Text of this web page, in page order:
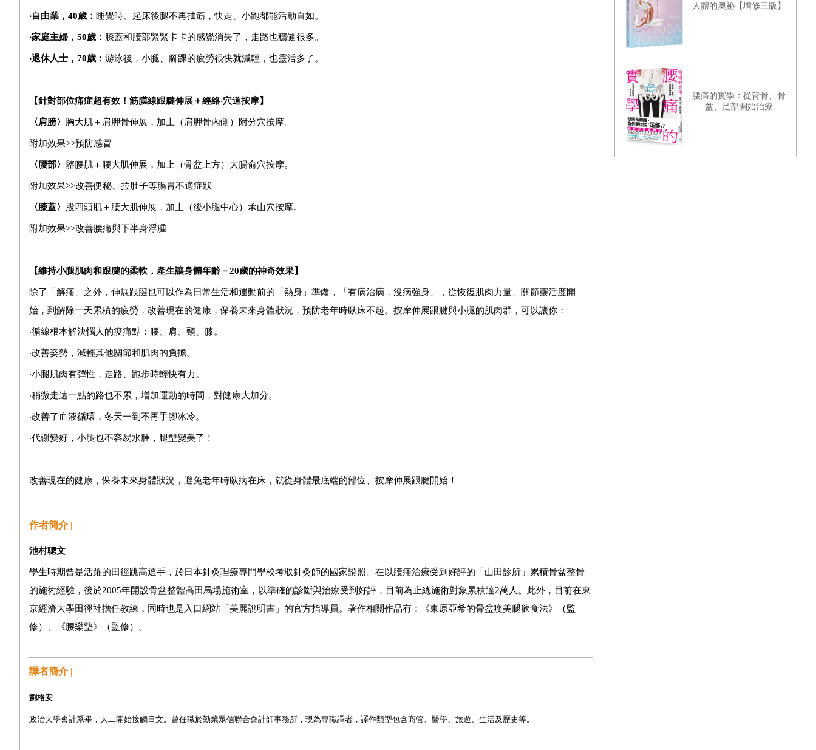
‧自由業，40歲： 睡覺時、起床後腿不再抽筋，快走、小跑都能活動自如。
‧家庭主婦，50歲： 膝蓋和腰部緊緊卡卡的感覺消失了，走路也穩健很多。
‧退休人士，70歲： 游泳後，小腿、腳踝的疲勞很快就減輕，也靈活多了。
【針對部位痛症超有效！筋膜線跟腱伸展＋經絡‧穴道按摩】
〈肩膀〉 胸大肌＋ 肩胛骨伸展，加上（肩胛骨內側）附分穴按摩。
附加效果>>預防感冒
〈腰部〉 髂腰肌＋腰大肌伸展，加上（骨盆上方）大腸俞穴按摩。
附加效果>>改善便秘、拉肚子等腸胃不適症狀
〈膝蓋〉 股四頭肌＋腰大肌伸展，加上（後小腿中心）承山穴按摩。
附加效果>>改善腰痛與下半身浮腫
【維持小腿肌肉和跟腱的柔軟，產生讓身體年齡－20歲的神奇效果】
除了「解痛」之外，伸展跟腱也可以作為日常生活和運動前的「熱身」準備，「有病治病，沒病強身」，從恢復肌肉力量、關節靈活度開
始，到解除一天累積的疲勞，改善現在的健康，保養未來身體狀況，預防老年時臥床不起。 按摩伸展跟腱與小腿的肌肉群，可以讓你：
‧循線根本解決惱人的痠痛點：腰、肩、頸、膝。
‧改善姿勢，減輕其他關節和肌肉的負擔。
‧小腿肌肉有彈性，走路、跑步時輕快有力。
‧稍微走遠一點的路也不累，增加運動的時間，對健康大加分。
‧改善了血液循環，冬天一到不再手腳冰冷。
‧代謝變好，小腿也不容易水腫，腿型變美了！
改善現在的健康，保養未來身體狀況，避免老年時臥病在床，就從身體最底端的部位、按摩伸展跟腱開始！
作者簡介 |
池村聰文
學生時期曾是活躍的田徑跳高選手，於日本針灸理療專門學校考取針灸師的國家證照。在以腰痛治療受到好評的「山田診所」累積骨盆整骨
的施術經驗，後於2005年開設骨盆整體高田馬場施術室，以準確的診斷與治療受到好評，目前為止總施術對象累積達2萬人。此外，目前在東
京經濟大學田徑社擔任教練，同時也是入口網站「美麗說明書」的官方指導員。著作相關作品有：《東原亞希的骨盆瘦美腿飲食法》（監
修）、《腰樂墊》（監修）。
譯者簡介 |
劉格安
政治大學會計系畢，大二開始接觸日文。曾任職於勤業眾信聯合會計師事務所，現為專職譯者，譯作類型包含商管、醫學、旅遊、生活及歷史等。
人體的奧祕【增修三版】
腰痛的實學：從背骨、骨
盆、足部開始治療